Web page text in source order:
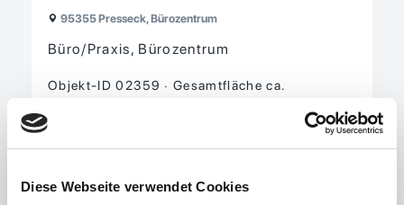
Diese Webseite verwendet Cookies
95355 Presseck, Bürozentrum
Büro/Praxis, Bürozentrum
Objekt-ID 02359
Gesamtfläche ca.
zu den Details